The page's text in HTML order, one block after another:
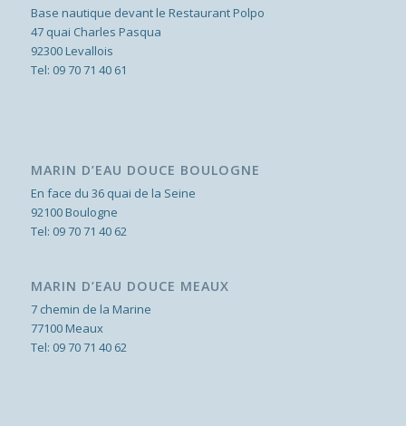
Base nautique devant le Restaurant Polpo
47 quai Charles Pasqua
92300 Levallois
Tel: 09 70 71 40 61
MARIN D’EAU DOUCE BOULOGNE
En face du 36 quai de la Seine
92100 Boulogne
Tel: 09 70 71 40 62
MARIN D’EAU DOUCE MEAUX
7 chemin de la Marine
77100 Meaux
Tel: 09 70 71 40 62